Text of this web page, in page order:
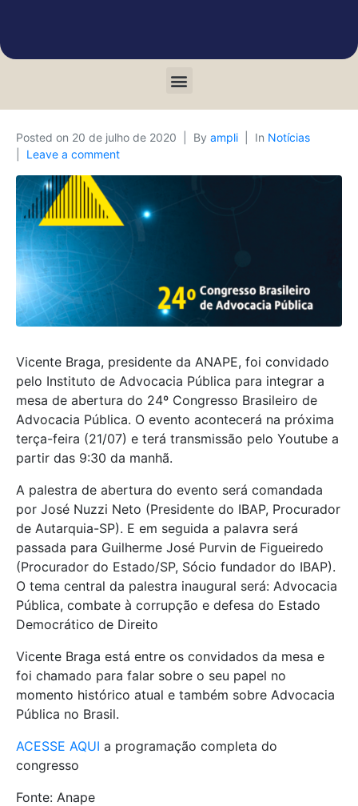
Posted on 20 de julho de 2020 By ampli In Notícias
Leave a comment
Vicente Braga, presidente da ANAPE, foi convidado
pelo Instituto de Advocacia Pública para integrar a
mesa de abertura do 24º Congresso Brasileiro de
Advocacia Pública. O evento acontecerá na próxima
terça-feira (21/07) e terá transmissão pelo Youtube a
partir das 9:30 da manhã.
A palestra de abertura do evento será comandada
por José Nuzzi Neto (Presidente do IBAP, Procurador
de Autarquia-SP). E em seguida a palavra será
passada para Guilherme José Purvin de Figueiredo
(Procurador do Estado/SP, Sócio fundador do IBAP).
O tema central da palestra inaugural será: Advocacia
Pública, combate à corrupção e defesa do Estado
Democrático de Direito
Vicente Braga está entre os convidados da mesa e
foi chamado para falar sobre o seu papel no
momento histórico atual e também sobre Advocacia
Pública no Brasil.
ACESSE AQUI a programação completa do
congresso
Fonte: Anape